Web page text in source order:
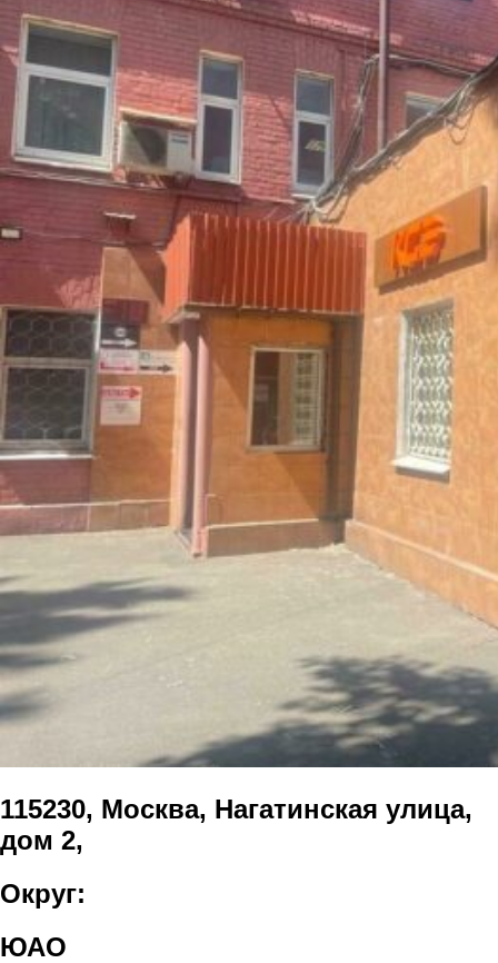
115230, Москва, Нагатинская улица,
дом 2,
Округ:
ЮАО